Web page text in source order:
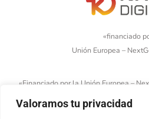
Valoramos tu privacidad
«financiado
Unión Europea –
«Financiado por la Unión Europea –
los puntos de vista y las opiniones
del autor o autores y no reflejan